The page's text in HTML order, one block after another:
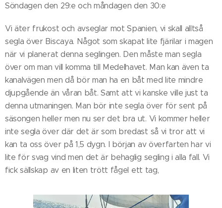
Söndagen den 29:e och måndagen den 30:e
Vi äter frukost och avseglar mot Spanien, vi skall alltså
segla över Biscaya. Något som skapat lite fjärilar i magen
när vi planerat denna seglingen. Den måste man segla
över om man vill komma till Medelhavet. Man kan även ta
kanalvägen men då bör man ha en båt med lite mindre
djupgående än våran båt. Samt att vi kanske ville just ta
denna utmaningen. Man bör inte segla över för sent på
säsongen heller men nu ser det bra ut. Vi kommer heller
inte segla över där det är som bredast så vi tror att vi
kan ta oss över på 1,5 dygn. I början av överfarten har vi
lite för svag vind men det är behaglig segling i alla fall. Vi
fick sällskap av en liten trött fågel ett tag,